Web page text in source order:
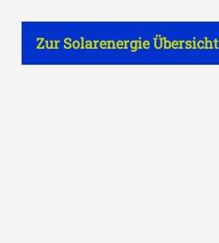
Zur Solarenergie Übersicht